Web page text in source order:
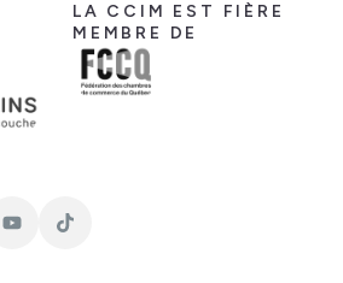
LA CCIM EST FIÈRE
MEMBRE DE